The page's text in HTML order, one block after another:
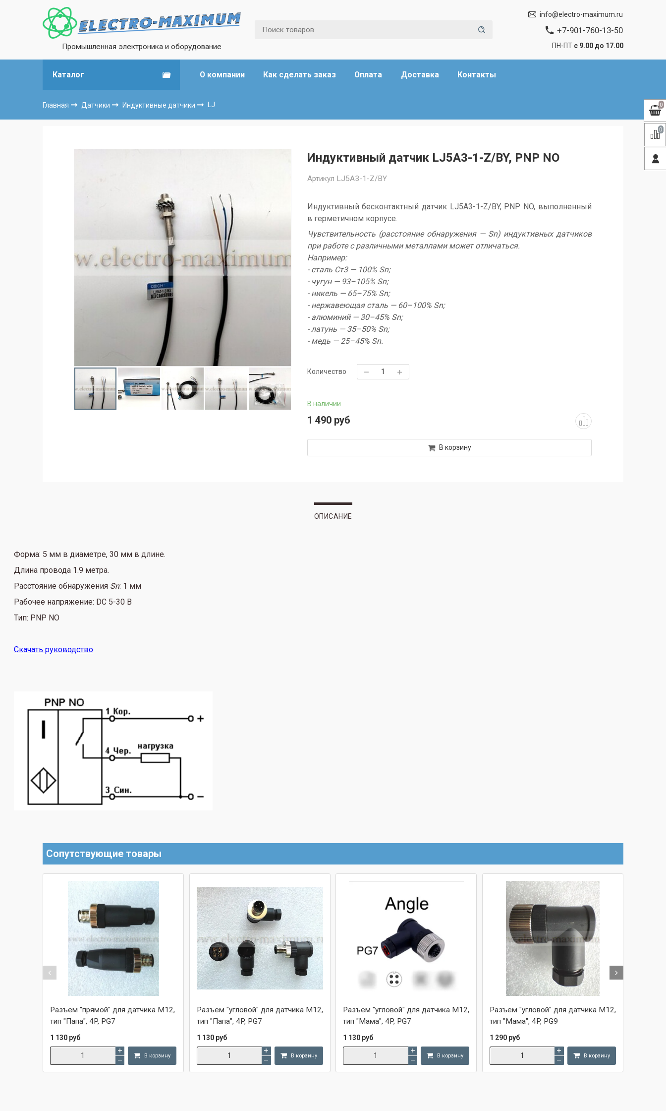
Промышленная электроника и оборудование
info@electro-maximum.ru
+7-901-760-13-50
ПН-ПТ с 9.00 до 17.00
Каталог О компании Как сделать заказ Оплата Доставка Контакты
Главная Датчики Индуктивные датчики LJ
Артикул LJ5A3-1-Z/BY
Индуктивный датчик LJ5A3-1-Z/BY, PNP NO
В наличии
1 490 руб
Индуктивный бесконтактный датчик LJ5A3-1-Z/BY, PNP NO, выполненный
в герметичном корпусе.
Чувствительность (расстояние обнаружения — Sn) индуктивных датчиков
при работе с различными металлами может отличаться.
Например:
- сталь Ст3 — 100% Sn;
- чугун — 93–105% Sn;
- никель — 65–75% Sn;
- нержавеющая сталь — 60–100% Sn;
- алюминий — 30–45% Sn;
- латунь — 35–50% Sn;
- медь — 25–45% Sn.
Количество
В корзину
ОПИСАНИЕ
Форма: 5 мм в диаметре, 30 мм в длине.
Длина провода 1.9 метра.
Расстояние обнаружения Sn: 1 мм
Рабочее напряжение: DC 5-30 В
Тип: PNP NO
Скачать руководство
Сопутствующие товары
Разъем "прямой" для датчика M12,
тип "Папа", 4P, PG7
1 130 руб
В корзину
Разъем "угловой" для датчика M12,
тип "Папа", 4P, PG7
1 130 руб
В корзину
Разъем "угловой" для датчика M12,
тип "Мама", 4P, PG7
1 130 руб
В корзину
Разъем "угловой" для датчика M12,
тип "Мама", 4P, PG9
1 290 руб
В корзину
0
0